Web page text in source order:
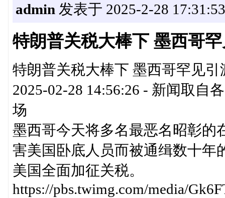
admin 发表于 2025-2-28 17:31:53
特朗普关税大棒下 墨西哥
特朗普关税大棒下 墨西哥罕见
2025-02-28 14:56:26 - 新闻取自
场
墨西哥今天将多名最恶名昭彰的
害美国卧底人员而被通缉数十年
美国全面加征关税。
https://pbs.twimg.com/media/